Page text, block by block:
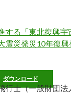
する「東北復興宇
震災発災10年復
ダウンロード
行士（一般財団法